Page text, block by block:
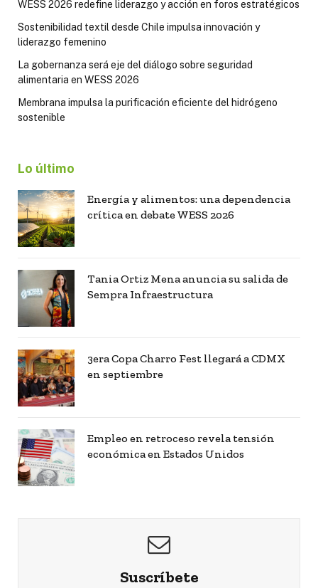
WESS 2026 redefine liderazgo y acción en foros estratégicos
Sostenibilidad textil desde Chile impulsa innovación y
liderazgo femenino
La gobernanza será eje del diálogo sobre seguridad
alimentaria en WESS 2026
Membrana impulsa la purificación eficiente del hidrógeno
sostenible
Lo último
Energía y alimentos: una dependencia
crítica en debate WESS 2026
Tania Ortiz Mena anuncia su salida de
Sempra Infraestructura
3era Copa Charro Fest llegará a CDMX
en septiembre
Empleo en retroceso revela tensión
económica en Estados Unidos
Suscríbete